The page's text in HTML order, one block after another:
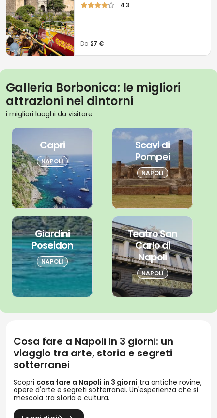
4.3
Da 27 €
Galleria Borbonica: le migliori
attrazioni nei dintorni
i migliori luoghi da visitare
Capri
NAPOLI
Scavi di
Pompei
NAPOLI
Giardini
Poseidon
NAPOLI
Teatro San
Carlo di
Napoli
NAPOLI
Cosa fare a Napoli in 3 giorni: un
viaggio tra arte, storia e segreti
sotterranei
Scopri cosa fare a Napoli in 3 giorni tra antiche rovine,
opere d'arte e segreti sotterranei. Un'esperienza che si
mescola tra storia e cultura.